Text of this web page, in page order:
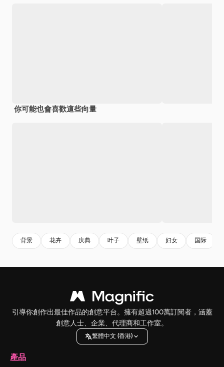
你可能也會喜歡這些向量
背景 花卉 庆典 叶子 壁纸 妇女 国际
引導你創作出最佳作品的創意平台。擁有超過100萬訂閱者，涵蓋
創意人士、企業、代理商和工作室。
繁體中文 (香港)
產品